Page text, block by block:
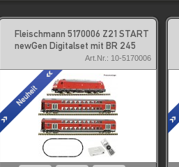
Fleischmann 5170006 Z21 START
newGen Digitalset mit BR 245
Art.Nr.: 10-5170006